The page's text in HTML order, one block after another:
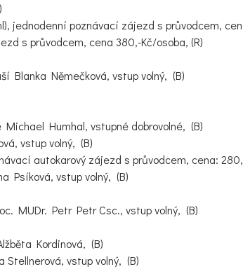
poznávací zájezd s průvodcem,
s průvodcem, cena 380,-Kč/osoba, (R)
Němečková, vstup volný, (B)
Humhal, vstupné dobrovolné, (B)
vstup volný, (B)
autokarový zájezd s průvodcem, cena:
Psíková, vstup volný, (B)
MUDr. Petr Petr Csc., vstup volný, (B)
Kordinová, (B)
vstup volný, (B)